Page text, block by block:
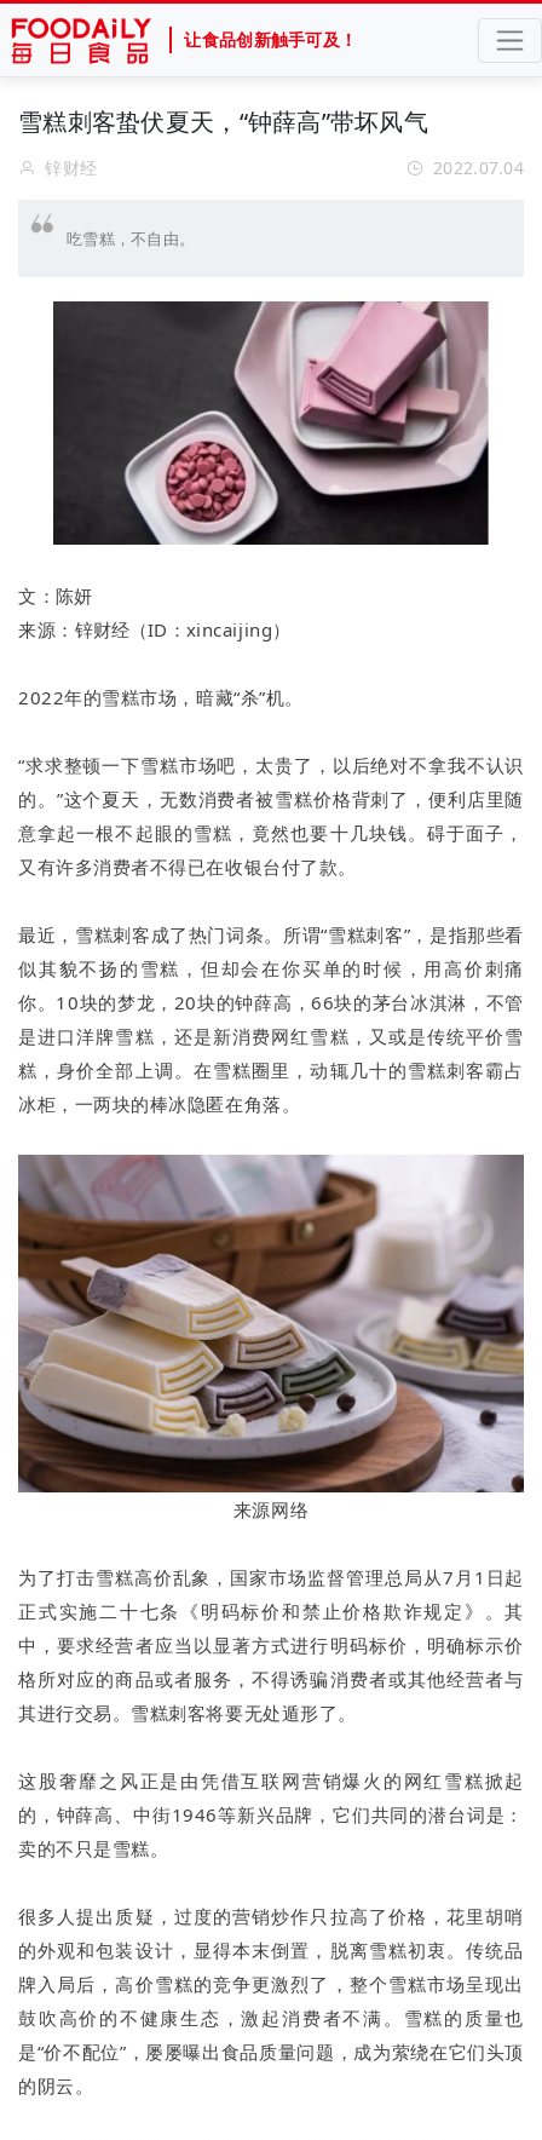
让食品创新触手可及！
雪糕刺客蛰伏夏天，“钟薛高”带坏风气
锌财经 2022.07.04
吃雪糕，不自由。
文：陈妍
来源： 锌财经 （ID： xincaijing）
2022年的雪糕市场，暗藏“杀”机。
“求求整顿一下雪糕市场吧，太贵了，以后绝对不拿我不认识
的。”这个夏天，无数消费者被雪糕价格背刺了，便利店里随
意拿起一根不起眼的雪糕，竟然也要十几块钱。碍于面子，
又有许多消费者不得已在收银台付了款。
最近，雪糕刺客成了热门词条。所谓“雪糕刺客”，是指那些看
似其貌不扬的雪糕，但却会在你买单的时候，用高价刺痛
你。10块的梦龙，20块的钟薛高，66块的茅台冰淇淋，不管
是进口洋牌雪糕，还是新消费网红雪糕，又或是传统平价雪
糕，身价全部上调。在雪糕圈里，动辄几十的雪糕刺客霸占
冰柜，一两块的棒冰隐匿在角落。
来源网络
为了打击雪糕高价乱象，国家市场监督管理总局从7月1日起
正式实施二十七条《明码标价和禁止价格欺诈规定》。其
中，要求经营者应当以显著方式进行明码标价，明确标示价
格所对应的商品或者服务，不得诱骗消费者或其他经营者与
其进行交易。雪糕刺客将要无处遁形了。
这股奢靡之风正是由凭借互联网营销爆火的网红雪糕掀起
的，钟薛高、中街1946等新兴品牌，它们共同的潜台词是：
卖的不只是雪糕。
很多人提出质疑，过度的营销炒作只拉高了价格，花里胡哨
的外观和包装设计，显得本末倒置，脱离雪糕初衷。传统品
牌入局后，高价雪糕的竞争更激烈了，整个雪糕市场呈现出
鼓吹高价的不健康生态，激起消费者不满。雪糕的质量也
是“价不配位”，屡屡曝出食品质量问题，成为萦绕在它们头顶
的阴云。